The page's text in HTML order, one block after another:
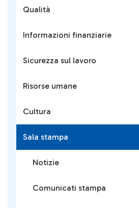
Qualità
Informazioni finanziarie
Sicurezza sul lavoro
Risorse umane
Cultura
Sala stampa
Notizie
Comunicati stampa